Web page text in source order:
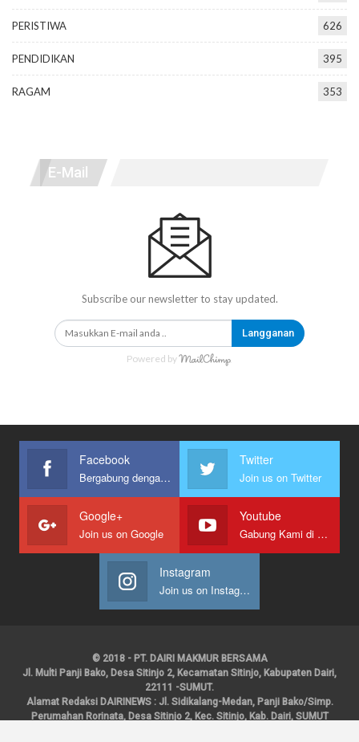
PERISTIWA 626
PENDIDIKAN 395
RAGAM 353
E-Mail
Subscribe our newsletter to stay updated.
Langganan
Powered by
Facebook
Bergabung dengan kami
Twitter
Join us on Twitter
Google+
Join us on Google
Youtube
Gabung Kami di Youtube
Instagram
Join us on Instagram
© 2018 - PT. DAIRI MAKMUR BERSAMA
Jl. Multi Panji Bako, Desa Sitinjo 2, Kecamatan Sitinjo, Kabupaten Dairi,
22111 -SUMUT.
Alamat Redaksi DAIRINEWS : Jl. Sidikalang-Medan, Panji Bako/Simp.
Perumahan Rorinata, Desa Sitinjo 2, Kec. Sitinjo, Kab. Dairi, SUMUT